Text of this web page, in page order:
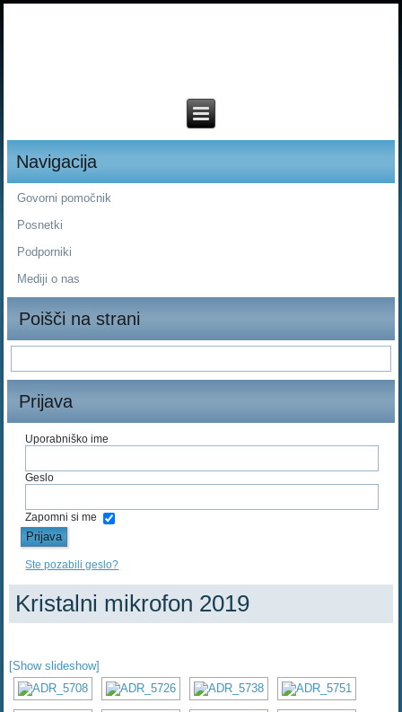
Navigacija
Govorni pomočnik
Posnetki
Podporniki
Mediji o nas
Poišči na strani
Prijava
Uporabniško ime
Geslo
Zapomni si me
Ste pozabili geslo?
Kristalni mikrofon 2019
[Show slideshow]